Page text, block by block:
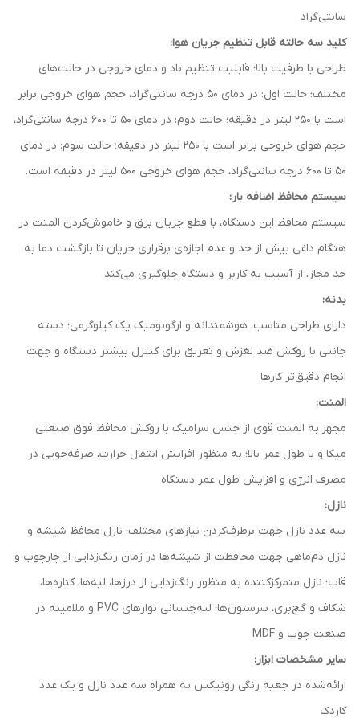
سانتی‌گراد
کلید سه حالته‌ قابل تنظیم جریان هوا:
طراحی با ظرفیت بالا؛ قابلیت تنظیم باد و دمای خروجی در حالت‌های
مختلف؛ حالت اول: در دمای 50 درجه‌ سانتی‌گراد، حجم هوای خروجی برابر
است با 250 لیتر در دقیقه؛ حالت دوم: در دمای 50 تا 600 درجه‌ سانتی‌گراد،
حجم هوای خروجی برابر است با 250 لیتر در دقیقه؛ حالت سوم: در دمای
50 تا 600 درجه‌ سانتی‌گراد، حجم هوای خروجی 500 لیتر در دقیقه است.
سیستم محافظ اضافه بار:
سیستم محافظ این دستگاه، با قطع جریان برق و خاموش‌کردن المنت در
هنگام داغی بیش از حد و عدم اجازه‌ی برقراری جریان تا بازگشت دما به
حد مجاز، از آسیب به کاربر و دستگاه جلوگیری می‌کند.
بدنه:
دارای طراحی مناسب، هوشمندانه و ارگونومیک یک کیلوگرمی؛ دسته‌
جانبی با روکش ضد لغزش و تعریق برای کنترل بیشتر دستگاه و جهت
انجام دقیق‌تر کارها
المنت:
مجهز به المنت قوی از جنس سرامیک با روکش محافظ فوق صنعتی
میکا و با طول عمر بالا؛ به منظور افزایش انتقال حرارت، صرفه‌جویی در
مصرف انرژی و افزایش طول عمر دستگاه
نازل:
سه عدد نازل جهت برطرف‌کردن نیازهای مختلف؛ نازل محافظ شیشه و
نازل دم‌ماهی جهت محافظت از شیشه‌ها در زمان رنگ‌زدایی از چارچوب و
قاب؛ نازل متمرکزکننده به منظور رنگ‌زدایی از درزها، لبه‌ها، کناره‌‌ها،
شکاف و گچ‌بری، سرستون‌ها؛ لبه‌چسبانی نوارهای PVC و ملامینه در
صنعت چوب و MDF
سایر مشخصات ابزار:
ارائه‌شده در جعبه رنگی رونیکس به همراه سه عدد نازل و یک عدد
کاردک